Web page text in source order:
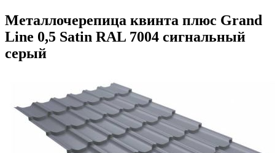
Металлочерепица квинта плюс Grand
Line 0,5 Satin RAL 7004 сигнальный
серый